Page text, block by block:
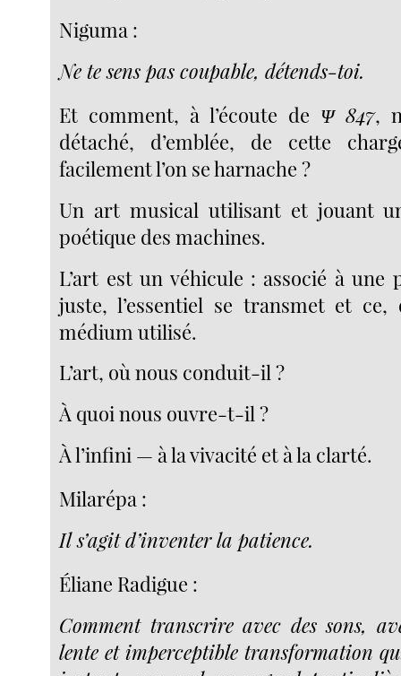
Niguma :
Ne te sens pas coupable, détends-toi.
Et comment, à l’écoute de Ψ 847,
détaché, d’emblée, de cette
facilement l’on se harnache ?
Un art musical utilisant et jouant
poétique des machines.
L’art est un véhicule : associé à une
juste, l’essentiel se transmet et
médium utilisé.
L’art, où nous conduit-il ?
À quoi nous ouvre-t-il ?
À l’infini — à la vivacité et à la clarté.
Milarépa :
Il s’agit d’inventer la patience.
Éliane Radigue :
Comment transcrire avec des sons,
lente et imperceptible transformation